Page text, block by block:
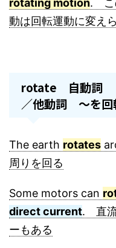
rotating motion. こ
動は回転運動に変え
rotate 自動詞
／他動詞 ～を回
The earth rotates
周りを回る
Some motors can
direct current. 直流
ーもある